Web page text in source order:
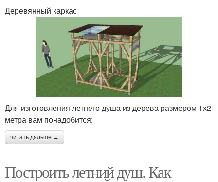
Деревянный каркас
Для изготовления летнего душа из дерева размером 1х2
метра вам понадобится:
читать дальше →
Построить летний душ. Как